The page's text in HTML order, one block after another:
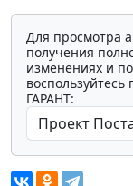
Для просмотра
получения
изменениях и
ГАРАНТ: